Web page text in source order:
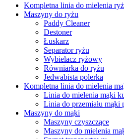
Kompletna linia do mielenia
Maszyny do ryżu
Paddy Cleaner
Destoner
Łuskarz
Separator ryżu
Wybielacz ryżowy
Równiarka do ryżu
Jedwabista polerka
Kompletna linia do mielenia
Linia do mielenia mąki
Linia do przemiału mąki
Maszyny do mąki
Maszyny czyszczące
Maszyny do mielenia